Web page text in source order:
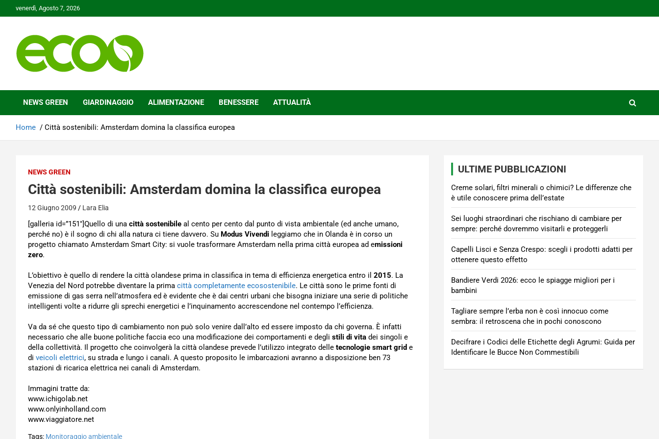
to
venerdì, Agosto 7, 2026
Ecoo.it
NEWS GREEN GIARDINAGGIO ALIMENTAZIONE BENESSERE ATTUALITÀ
Home Città sostenibili: Amsterdam domina la classifica europea
NEWS GREEN
Città sostenibili: Amsterdam domina la classifica europea
12 Giugno 2009 Lara Elia
[galleria id=”151″]Quello di una città sostenibile al cento per cento dal punto di vista ambientale (ed anche umano,
perché no) è il sogno di chi alla natura ci tiene davvero. Su Modus Vivendi leggiamo che in Olanda è in corso un
progetto chiamato Amsterdam Smart City: si vuole trasformare Amsterdam nella prima città europea ad emissioni
zero.
L’obiettivo è quello di rendere la città olandese prima in classifica in tema di efficienza energetica entro il 2015. La
Venezia del Nord potrebbe diventare la prima città completamente ecosostenibile. Le città sono le prime fonti di
emissione di gas serra nell’atmosfera ed è evidente che è dai centri urbani che bisogna iniziare una serie di politiche
intelligenti volte a ridurre gli sprechi energetici e l’inquinamento accrescendone nel contempo l’efficienza.
Va da sé che questo tipo di cambiamento non può solo venire dall’alto ed essere imposto da chi governa. È infatti
necessario che alle buone politiche faccia eco una modificazione dei comportamenti e degli stili di vita dei singoli e
della collettività. Il progetto che coinvolgerà la città olandese prevede l’utilizzo integrato delle tecnologie smart grid e
di veicoli elettrici, su strada e lungo i canali. A questo proposito le imbarcazioni avranno a disposizione ben 73
stazioni di ricarica elettrica nei canali di Amsterdam.
Immagini tratte da:
www.ichigolab.net
www.onlyinholland.com
www.viaggiatore.net
Tags: Monitoraggio ambientale
ULTIME PUBBLICAZIONI
Creme solari, filtri minerali o chimici? Le differenze che
è utile conoscere prima dell’estate
Sei luoghi straordinari che rischiano di cambiare per
sempre: perché dovremmo visitarli e proteggerli
Capelli Lisci e Senza Crespo: scegli i prodotti adatti per
ottenere questo effetto
Bandiere Verdi 2026: ecco le spiagge migliori per i
bambini
Tagliare sempre l’erba non è così innocuo come
sembra: il retroscena che in pochi conoscono
Decifrare i Codici delle Etichette degli Agrumi: Guida per
Identificare le Bucce Non Commestibili